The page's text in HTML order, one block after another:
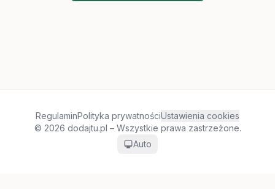
RegulaminPolityka prywatnościUstawienia cookies
© 2026 dodajtu.pl – Wszystkie prawa zastrzeżone.
Auto